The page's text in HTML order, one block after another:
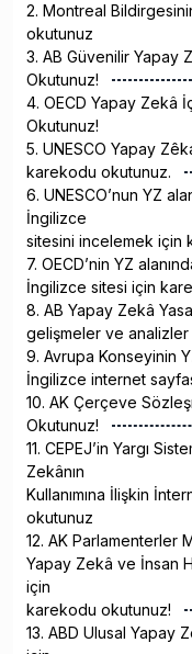
2. Montreal
okutunuz
3. AB Güvenilir Yapay
Okutunuz!
4. OECD Yapay Zekâ
Okutunuz!
5. UNESCO Yapay
karekodu okutunuz.
6. UNESCO’nun YZ
İngilizce
sitesini incelemek için
7. OECD’nin YZ
İngilizce sitesi için
8. AB Yapay Zekâ
gelişmeler ve
9. Avrupa Konseyinin
İngilizce internet
10. AK Çerçeve
Okutunuz!
11. CEPEJ’in Yargı
Zekânın
Kullanımına İlişkin
okutunuz
12. AK Parlamenterler
Yapay Zekâ ve İnsan
için
karekodu okutunuz!
13. ABD Ulusal Yapay